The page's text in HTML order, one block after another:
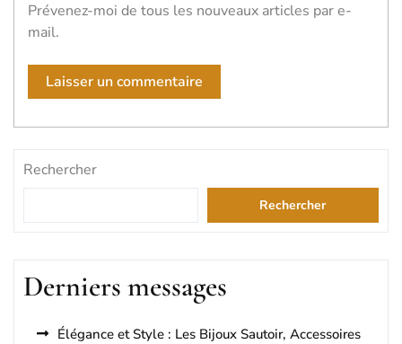
Prévenez-moi de tous les nouveaux articles par e-
mail.
Rechercher
Rechercher
Derniers messages
Élégance et Style : Les Bijoux Sautoir, Accessoires